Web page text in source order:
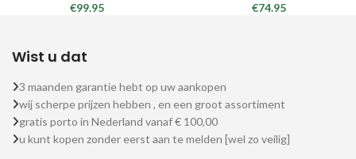
€99.95 €74.95
Wist u dat
3 maanden garantie hebt op uw aankopen
wij scherpe prijzen hebben , en een groot assortiment
gratis porto in Nederland vanaf € 100,00
u kunt kopen zonder eerst aan te melden [wel zo veilig]